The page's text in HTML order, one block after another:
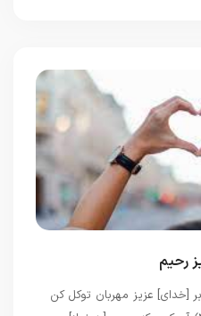
رحیم
الْعَزِيزِ الرَّحِيمِ ﴿۲۱۷﴾ و بر [خداى] عزيز مهربان توكل كن